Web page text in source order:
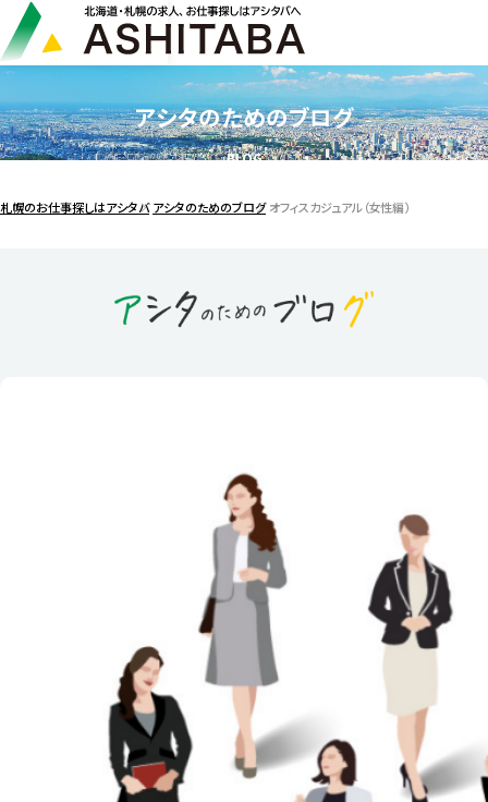
アシタのためのブログ
BLOG
札幌のお仕事探しはアシタバ アシタのためのブログ オフィスカジュアル（女性編）